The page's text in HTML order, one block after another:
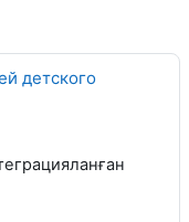
детского